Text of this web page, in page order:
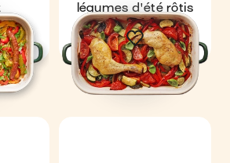
légumes d'été rôtis